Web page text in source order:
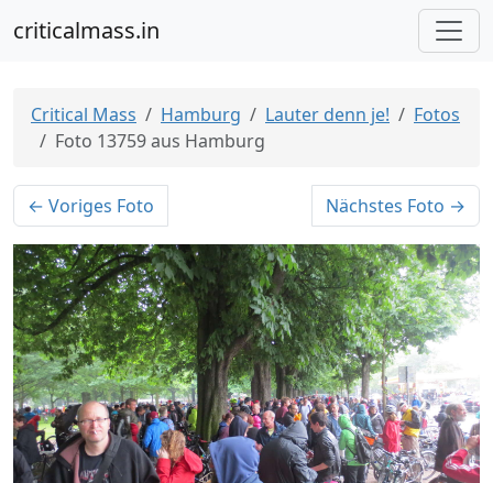
criticalmass.in
Critical Mass Hamburg Lauter denn je!
Fotos
Foto 13759 aus Hamburg
← Voriges Foto Nächstes Foto →